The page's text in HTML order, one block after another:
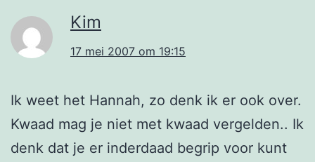
Kim
17 mei 2007 om 19:15
Ik weet het Hannah, zo denk ik er ook over.
Kwaad mag je niet met kwaad vergelden.. Ik
denk dat je er inderdaad begrip voor kunt